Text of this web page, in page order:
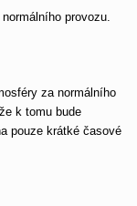
provozu.
za normálního
k tomu bude
pouze krátké časové